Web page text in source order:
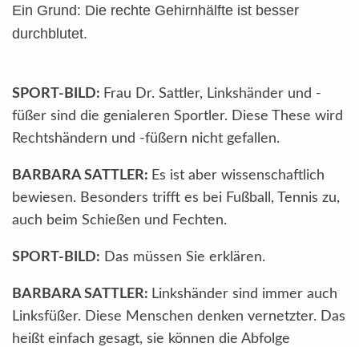
Ein Grund: Die rechte Gehirnhälfte ist besser
durchblutet.
SPORT-BILD: Frau Dr. Sattler, Linkshänder und -
füßer sind die genialeren Sportler. Diese These wird
Rechtshändern und -füßern nicht gefallen.
BARBARA SATTLER: Es ist aber wissenschaftlich
bewiesen. Besonders trifft es bei Fußball, Tennis zu,
auch beim Schießen und Fechten.
SPORT-BILD: Das müssen Sie erklären.
BARBARA SATTLER: Linkshänder sind immer auch
Linksfüßer. Diese Menschen denken vernetzter. Das
heißt einfach gesagt, sie können die Abfolge